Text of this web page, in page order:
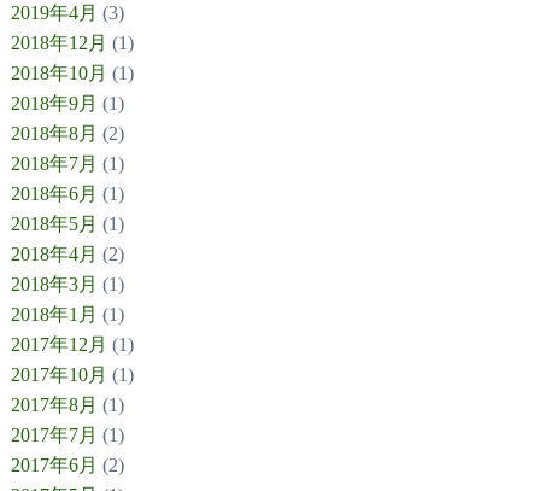
2019年4月 (3)
2018年12月 (1)
2018年10月 (1)
2018年9月 (1)
2018年8月 (2)
2018年7月 (1)
2018年6月 (1)
2018年5月 (1)
2018年4月 (2)
2018年3月 (1)
2018年1月 (1)
2017年12月 (1)
2017年10月 (1)
2017年8月 (1)
2017年7月 (1)
2017年6月 (2)